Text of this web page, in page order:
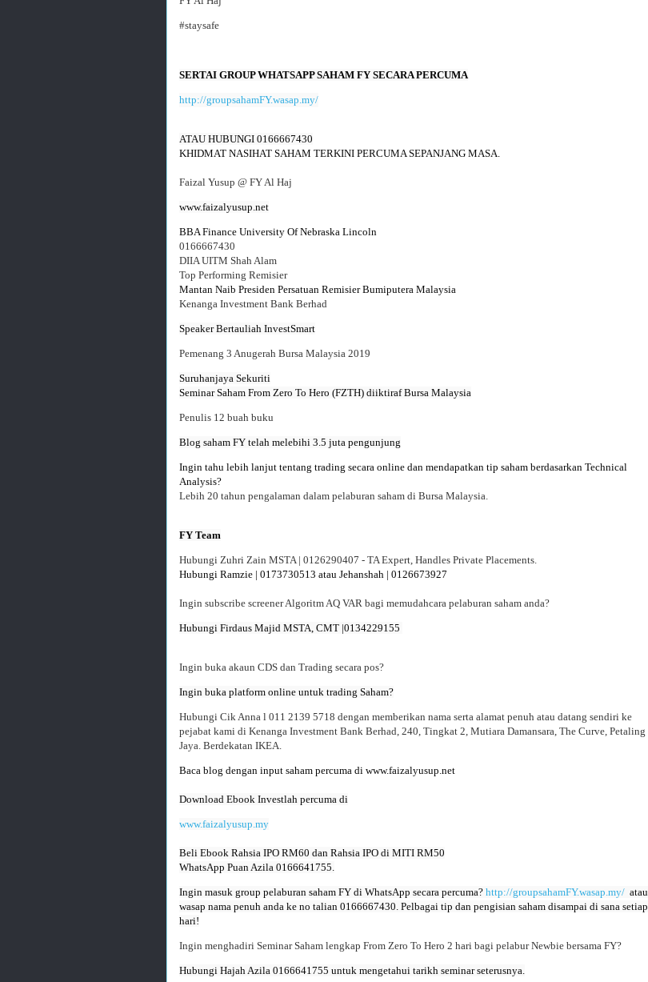
#staysafe
SERTAI GROUP WHATSAPP SAHAM FY SECARA PERCUMA
http://groupsahamFY.wasap.my/
ATAU HUBUNGI 0166667430
KHIDMAT NASIHAT SAHAM TERKINI PERCUMA SEPANJANG MASA.
Faizal Yusup @ FY Al Haj
BBA Finance University Of Nebraska Lincoln
0166667430
DIIA UITM Shah Alam
Top Performing Remisier
Mantan Naib Presiden Persatuan Remisier Bumiputera Malaysia
Kenanga Investment Bank Berhad
Pemenang 3 Anugerah Bursa Malaysia 2019
Penulis 12 buah buku
Ingin tahu lebih lanjut tentang trading secara online dan mendapatkan tip saham berdasarkan Technical
Analysis?
Lebih 20 tahun pengalaman dalam pelaburan saham di Bursa Malaysia.
FY Team
Hubungi Zuhri Zain MSTA | 0126290407 - TA Expert, Handles Private Placements.
Hubungi Ramzie | 0173730513 atau Jehanshah | 0126673927
Ingin subscribe screener Algoritm AQ VAR bagi memudahcara pelaburan saham anda?
Hubungi Firdaus Majid MSTA, CMT |0134229155
Ingin buka akaun CDS dan Trading secara pos?
Ingin buka platform online untuk trading Saham?
Hubungi Cik Anna l 011 2139 5718 dengan memberikan nama serta alamat penuh atau datang sendiri ke
pejabat kami di Kenanga Investment Bank Berhad, 240, Tingkat 2, Mutiara Damansara, The Curve, Petaling
Jaya. Berdekatan IKEA.
Baca blog dengan input saham percuma di www.faizalyusup.net
Download Ebook Investlah percuma di
www.faizalyusup.my
Beli Ebook Rahsia IPO RM60 dan Rahsia IPO di MITI RM50
WhatsApp Puan Azila 0166641755.
Ingin masuk group pelaburan saham FY di WhatsApp secara percuma? http://groupsahamFY.wasap.my/
  atau
wasap nama penuh anda ke no talian 0166667430. Pelbagai tip dan pengisian saham disampai di sana setiap
hari!
Ingin menghadiri Seminar Saham lengkap From Zero To Hero 2 hari bagi pelabur Newbie bersama FY?